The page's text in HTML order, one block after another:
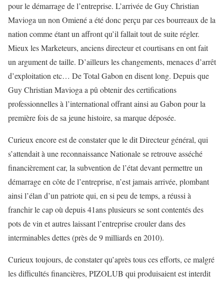
pour le démarrage de l’entreprise. L’arrivée de Guy Christian
Mavioga un non Omiené a été donc perçu par ces bourreaux de la
nation comme étant un affront qu’il fallait tout de suite régler.
Mieux les Marketeurs, anciens directeur et courtisans en ont fait
un argument de taille. D’ailleurs les changements, menaces d’arrêt
d’exploitation etc… De Total Gabon en disent long. Depuis que
Guy Christian Mavioga a pû obtenir des certifications
professionnelles à l’international offrant ainsi au Gabon pour la
première fois de sa jeune histoire, sa marque déposée.
Curieux encore est de constater que le dit Directeur général, qui
s’attendait à une reconnaissance Nationale se retrouve asséché
financièrement car, la subvention de l’état devant permettre un
démarrage en côte de l’entreprise, n’est jamais arrivée, plombant
ainsi l’élan d’un patriote qui, en si peu de temps, a réussi à
franchir le cap où depuis 41ans plusieurs se sont contentés des
pots de vin et autres laissant l’entreprise crouler dans des
interminables dettes (près de 9 milliards en 2010).
Curieux toujours, de constater qu’après tous ces efforts, ce malgré
les difficultés financières, PIZOLUB qui produisaient est interdit